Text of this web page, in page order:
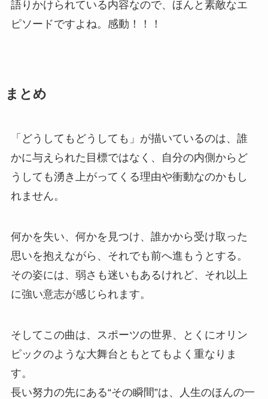
語りかけられている内容なので、ほんと素敵なエ
ピソードですよね。感動！！！
まとめ
「どうしてもどうしても」が描いているのは、誰
かに与えられた目標ではなく、自分の内側からど
うしても湧き上がってくる理由や衝動なのかもし
れません。
何かを失い、何かを見つけ、誰かから受け取った
思いを抱えながら、それでも前へ進もうとする。
その姿には、弱さも迷いもあるけれど、それ以上
に強い意志が感じられます。
そしてこの曲は、スポーツの世界、とくにオリン
ピックのような大舞台ともとてもよく重なりま
す。
長い努力の先にある“その瞬間”は、人生のほんの一